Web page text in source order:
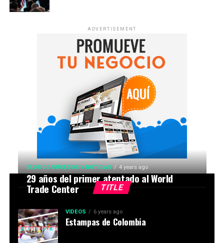
ADVERTISEMENT
TITLE
BLOG DE SUCESOS Y NOTICIAS 4 years ago
29 años del primer atentado al World
Trade Center
VIDEOS 6 years ago
Estampas de Colombia